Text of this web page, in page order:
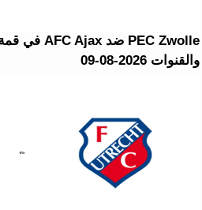
والقنوات 2026-08-09